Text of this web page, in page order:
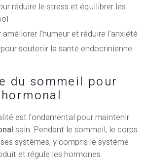
réduire le stress et équilibrer les
l'humeur et réduire l'anxiété
soutenir la santé endocrinienne
du sommeil pour
est fondamental pour maintenir
sain. Pendant le sommeil, le corps
systèmes, y compris le système
et régule les hormones.